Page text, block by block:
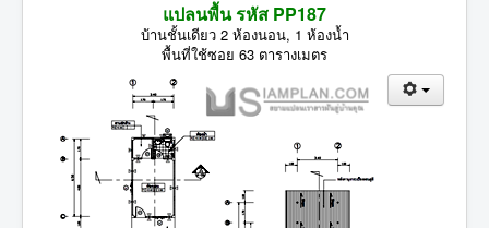
แปลนพื้น รหัส PP187
บ้านชั้นเดียว 2 ห้องนอน, 1 ห้องน้ำ
พื้นที่ใช้ซอย 63 ตารางเมตร